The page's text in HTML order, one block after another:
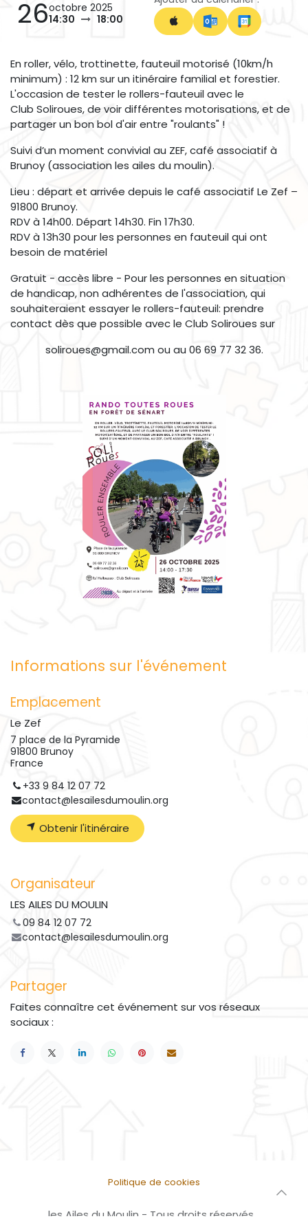
26octobre 2025
14:30
18:00
En roller, vélo, trottinette, fauteuil motorisé (10km/h
minimum) : 12 km sur un itinéraire familial et forestier.
L'occasion de tester le rollers-fauteuil avec le
Club Soliroues, de voir différentes motorisations, et de
partager un bon bol d'air entre "roulants" !
Suivi d’un moment convivial au ZEF, café associatif à
Brunoy (association les ailes du moulin).
Lieu : départ et arrivée depuis le café associatif Le Zef –
91800 Brunoy.
RDV à 14h00. Départ 14h30. Fin 17h30.
RDV à 13h30 pour les personnes en fauteuil qui ont
besoin de matériel
Gratuit - accès libre - Pour les personnes en situation
de handicap, non adhérentes de l'association, qui
souhaiteraient essayer le rollers-fauteuil: prendre
contact dès que possible avec le Club Soliroues sur
soliroues@gmail.com ou au 06 69 77 32 36.
Informations sur l'événement
Emplacement
Le Zef
7 place de la Pyramide
91800 Brunoy
France
+33 9 84 12 07 72
contact@lesailesdumoulin.org
Obtenir l'itinéraire
Organisateur
LES AILES DU MOULIN
09 84 12 07 72
contact@lesailesdumoulin.org
Partager
Faites connaître cet événement sur vos réseaux
sociaux :
Politique de cookies
les Ailes du Moulin - Tous droits réservés